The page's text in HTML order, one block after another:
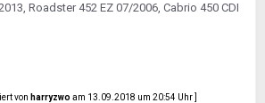
Roadster 452 EZ 07/2006, Cabrio 450 CDI
von harryzwo am 13.09.2018 um 20:54 Uhr ]